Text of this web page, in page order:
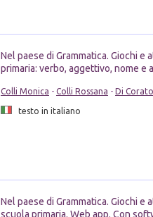
Nel paese di Grammatica. Giochi
primaria: verbo, aggettivo, nome e
Colli Monica - Colli Rossana - Di
testo in italiano
Nel paese di Grammatica. Giochi
scuola primaria. Web app. Con